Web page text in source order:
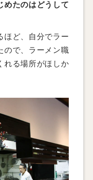
たのはどうして
ほど、自分でラー
ので、ラーメン職
れる場所がほしか